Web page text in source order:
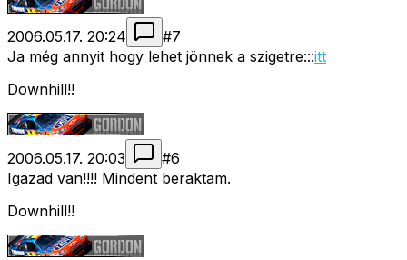
2006.05.17. 20:24 #7
Ja még annyit hogy lehet jönnek a szigetre:::itt
Downhill!!
2006.05.17. 20:03 #6
Igazad van!!!! Mindent beraktam.
Downhill!!